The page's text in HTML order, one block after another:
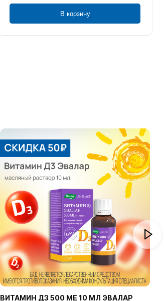
В корзину
ВИТАМИН Д3 500 МЕ 10 МЛ ЭВАЛАР